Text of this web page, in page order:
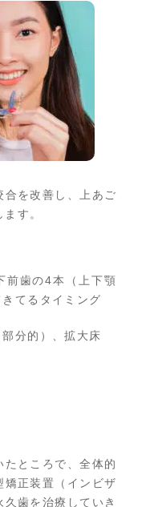
合を改善し、上あご
す。
前歯の4本（上下顎
てるタイミング
分的）、拡大床
ところで、全体的
矯正装置（インビザ
歯を治療していき